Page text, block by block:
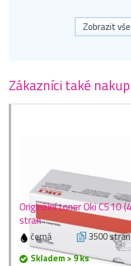
Zobrazit
Zákazníci také
Originální toner Oki C510
stran
černá 3500 stran
Skladem > 9 ks